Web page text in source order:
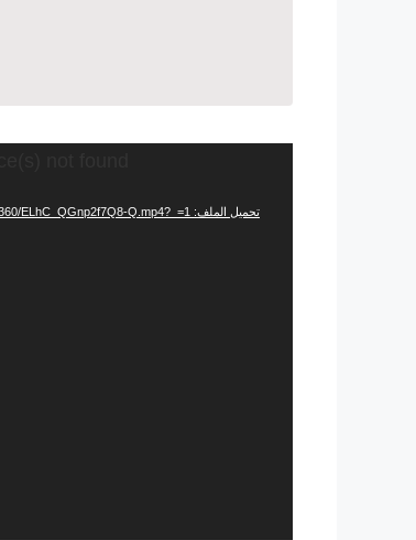
تحميل الملف: https://video.twimg.com/ext_tw_video/1455195749940084738/pu/vid/198x360/ELhC_QGnp2f7Q8-Q.mp4?_=1